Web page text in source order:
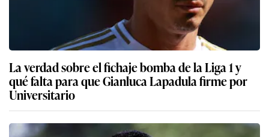
La verdad sobre el fichaje bomba de la Liga 1 y
qué falta para que Gianluca Lapadula firme por
Universitario